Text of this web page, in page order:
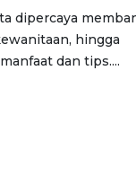
dipercaya
hingga
dan tips....